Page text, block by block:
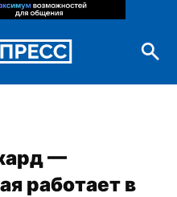
—
работает в